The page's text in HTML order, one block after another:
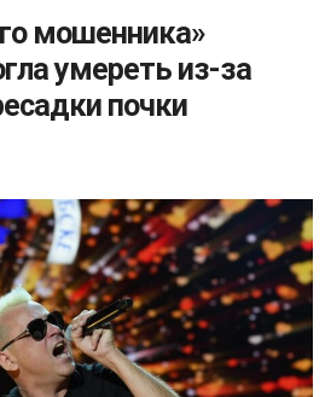
мошенника»
умереть из-за
почки